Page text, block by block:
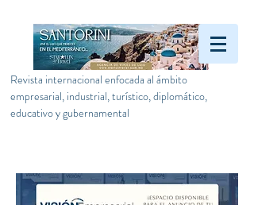
Revista internacional enfocada al ámbito
empresarial, industrial, turístico, diplomático,
educativo y gubernamental